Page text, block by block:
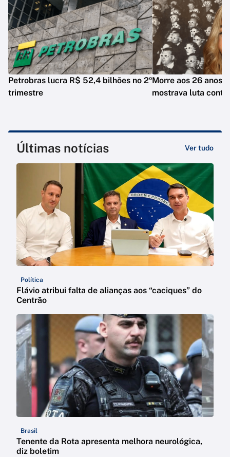
Petrobras lucra R$ 52,4 bilhões no 2º
trimestre
Morre aos 26 anos
mostrava luta
Últimas notícias Ver tudo
Política
Flávio atribui falta de alianças aos “caciques” do
Centrão
Brasil
Tenente da Rota apresenta melhora neurológica,
diz boletim